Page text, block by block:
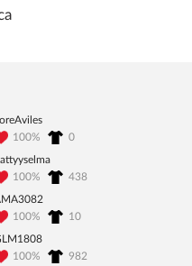
LoreAviles
100%
0
100%
438
100%
10
100%
982